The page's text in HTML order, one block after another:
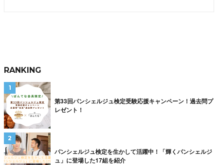
RANKING
第33回パンシェルジュ検定受験応援キャンペーン！過去問プ
レゼント！
パンシェルジュ検定を生かして活躍中！「輝くパンシェルジ
ュ」に登場した17組を紹介